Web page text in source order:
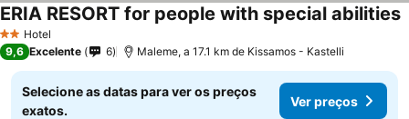
2 Estrelas
Hotel
ERIA RESORT for people with special abilities
9,6 Excelente 6 Maleme, a 17.1 km de Kissamos - Kastelli
Selecione as datas para ver os preços
exatos.
Ver preços